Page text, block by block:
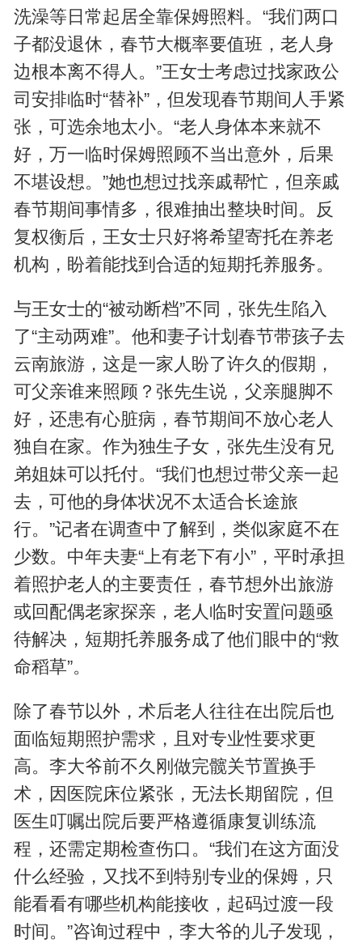
洗澡等日常起居全靠保姆照料。“我们两口
子都没退休，春节大概率要值班，老人身
边根本离不得人。”王女士考虑过找家政公
司安排临时“替补”，但发现春节期间人手紧
张，可选余地太小。“老人身体本来就不
好，万一临时保姆照顾不当出意外，后果
不堪设想。”她也想过找亲戚帮忙，但亲戚
春节期间事情多，很难抽出整块时间。反
复权衡后，王女士只好将希望寄托在养老
机构，盼着能找到合适的短期托养服务。
与王女士的“被动断档”不同，张先生陷入
了“主动两难”。他和妻子计划春节带孩子去
云南旅游，这是一家人盼了许久的假期，
可父亲谁来照顾？张先生说，父亲腿脚不
好，还患有心脏病，春节期间不放心老人
独自在家。作为独生子女，张先生没有兄
弟姐妹可以托付。“我们也想过带父亲一起
去，可他的身体状况不太适合长途旅
行。”记者在调查中了解到，类似家庭不在
少数。中年夫妻“上有老下有小”，平时承担
着照护老人的主要责任，春节想外出旅游
或回配偶老家探亲，老人临时安置问题亟
待解决，短期托养服务成了他们眼中的“救
命稻草”。
除了春节以外，术后老人往往在出院后也
面临短期照护需求，且对专业性要求更
高。李大爷前不久刚做完髋关节置换手
术，因医院床位紧张，无法长期留院，但
医生叮嘱出院后要严格遵循康复训练流
程，还需定期检查伤口。“我们在这方面没
什么经验，又找不到特别专业的保姆，只
能看看有哪些机构能接收，起码过渡一段
时间。”咨询过程中，李大爷的儿子发现，